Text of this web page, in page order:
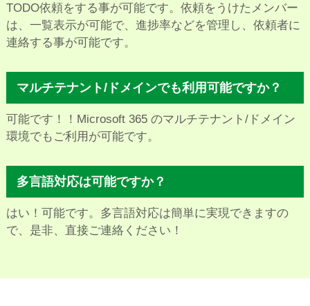
TODO依頼をする事が可能です。依頼をうけたメンバー
は、一覧表示が可能で、進捗率などを管理し、依頼者に
連絡する事が可能です。
マルチテナント/ドメインでも利用可能ですか？
可能です！！Microsoft 365 のマルチテナント/ドメイン
環境でもご利用が可能です。
多言語対応は可能ですか？
はい！可能です。多言語対応は簡単に実現できますの
で、是非、直接ご連絡ください！